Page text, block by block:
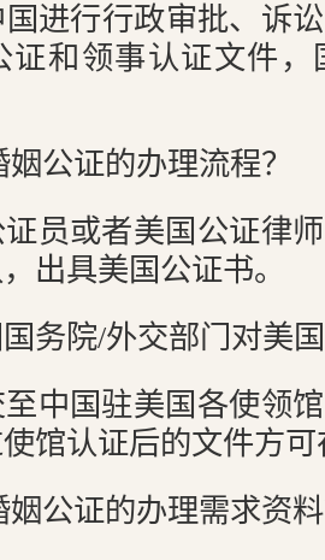
进行行政审批、诉
证和领事认证文件
公证的办理流程？
员或者美国公证律
出具美国公证书。
务院/外交部门对美
中国驻美国各使领
馆认证后的文件方
姻公证的办理需求资